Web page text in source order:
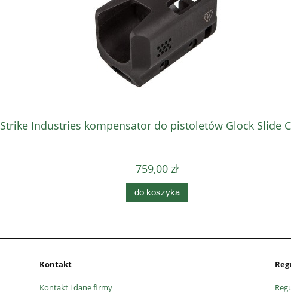
Strike Industries kompensator do pistoletów Glock Slide
759,00 zł
do koszyka
Kontakt
Kontakt i dane firmy